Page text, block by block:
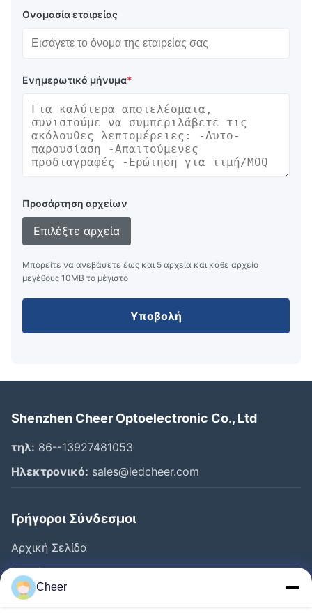
Ονομασία εταιρείας
Ενημερωτικό μήνυμα*
Προσάρτηση αρχείων
Επιλέξτε αρχεία
Μπορείτε να ανεβάσετε έως και 5 αρχεία και κάθε αρχείο
μεγέθους 10ΜB το μέγιστο
Υποβολή
Shenzhen Cheer Optoelectronic Co., Ltd
τηλ: 86--13927481053
Ηλεκτρονικό: sales@ledcheer.com
Γρήγοροι Σύνδεσμοι
Αρχική Σελίδα
Προϊόντα
Σχετικά Με Εμάς
Cheer